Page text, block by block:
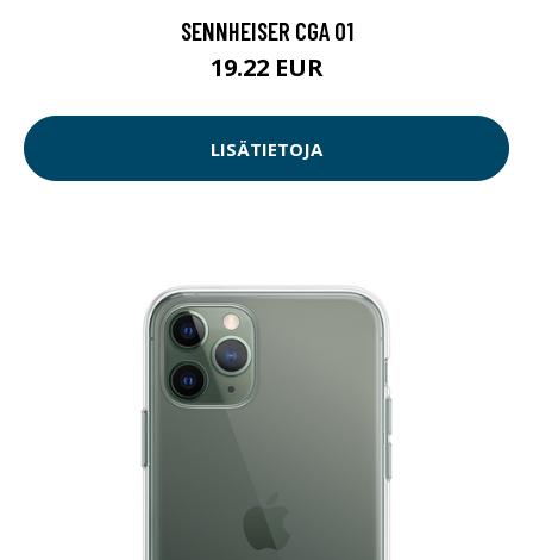
SENNHEISER CGA 01
19.22 EUR
LISÄTIETOJA